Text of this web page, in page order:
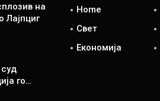
на
Лајпциг
го…
Home
Свет
Економија